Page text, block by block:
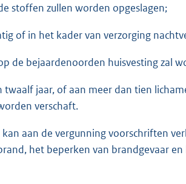
stoffen zullen worden opgeslagen;
of in het kader van verzorging
de bejaardenoorden huisvesting zal
jaar, of aan meer dan tien
verschaft.
aan de vergunning voorschriften
het beperken van brandgevaar